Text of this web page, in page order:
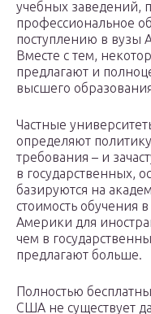
учебных заведений,
профессиональное
поступлению в вузы
Вместе с тем,
предлагают и
высшего
Частные
определяют
требования – и
в государственных,
базируются на
стоимость обучения
Америки для
чем в
предлагают больше.
Полностью
США не существует